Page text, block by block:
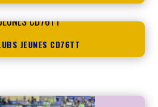
JEUNES CD76TT